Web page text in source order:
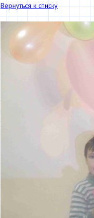
Вернуться к списку